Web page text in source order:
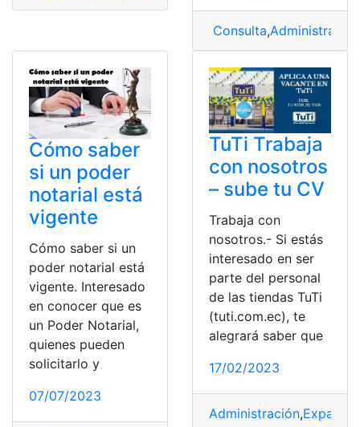
Consulta,Administración
Cómo saber
si un poder
notarial está
vigente
Cómo saber si un
poder notarial está
vigente. Interesado
en conocer que es
un Poder Notarial,
quienes pueden
solicitarlo y
07/07/2023
TuTi Trabaja
con nosotros
– sube tu CV
Trabaja con
nosotros.- Si estás
interesado en ser
parte del personal
de las tiendas TuTi
(tuti.com.ec), te
alegrará saber que
17/02/2023
Administración,